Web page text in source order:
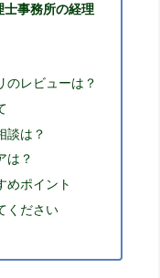
士事務所の経理
のレビューは？
談は？
は？
めポイント
ください